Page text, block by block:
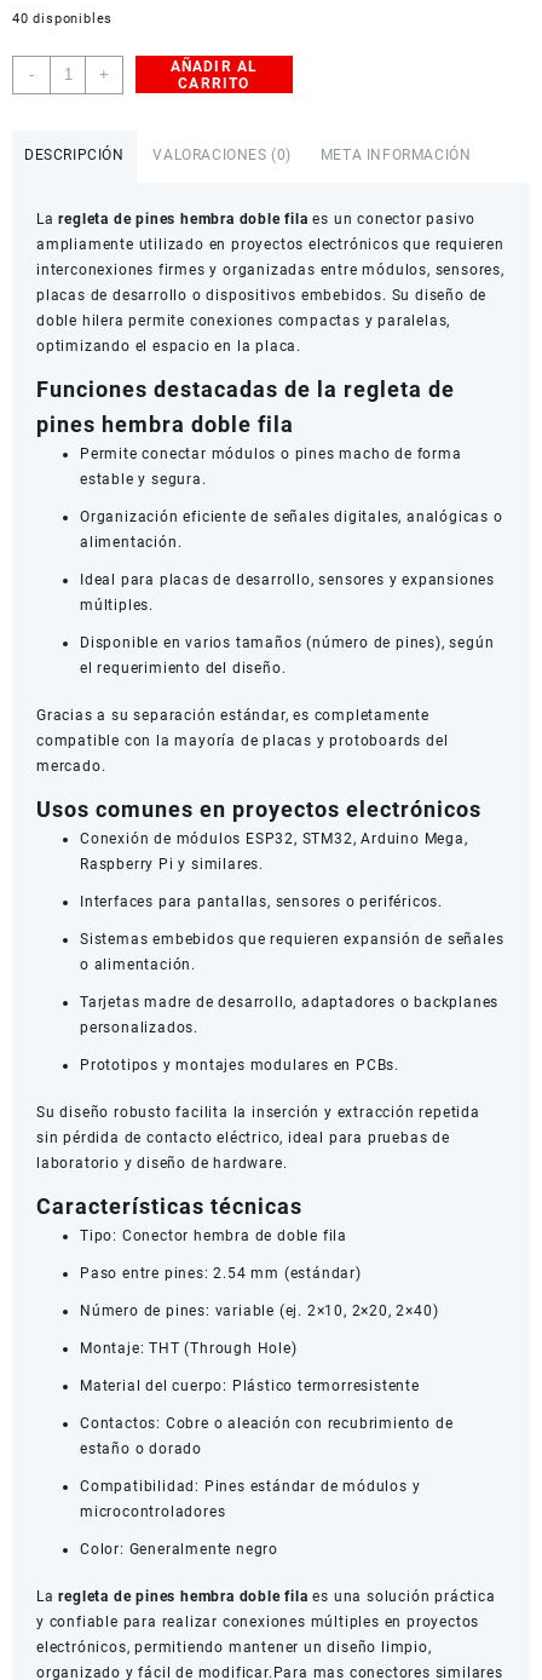
American Dollar
40 disponibles
-
Regleta
de
Hembra
2.54
mm
cantidad
+
AÑADIR AL
CARRITO
DESCRIPCIÓN VALORACIONES (0) META INFORMACIÓN
Laregleta de pines hembra doble fila es un conector pasivo
ampliamente utilizado en proyectos electrónicos que requieren
interconexiones firmes y organizadas entre módulos, sensores,
placas de desarrollo o dispositivos embebidos. Su diseño de
doble hilera permite conexiones compactas y paralelas,
optimizando el espacio en la placa.
Funciones destacadas de la regleta de
pines hembra doble fila
Permite conectar módulos o pines macho de forma
estable y segura.
Organización eficiente de señales digitales, analógicas o
alimentación.
Ideal para placas de desarrollo, sensores y expansiones
múltiples.
Disponible en varios tamaños (número de pines), según
el requerimiento del diseño.
Gracias a su separación estándar, es completamente
compatible con la mayoría de placas y protoboards del
mercado.
Usos comunes en proyectos electrónicos
Conexión de módulos ESP32, STM32, Arduino Mega,
Raspberry Pi y similares.
Interfaces para pantallas, sensores o periféricos.
Sistemas embebidos que requieren expansión de señales
o alimentación.
Tarjetas madre de desarrollo, adaptadores o backplanes
personalizados.
Prototipos y montajes modulares en PCBs.
Su diseño robusto facilita la inserción y extracción repetida
sin pérdida de contacto eléctrico, ideal para pruebas de
laboratorio y diseño de hardware.
Características técnicas
Tipo: Conector hembra de doble fila
Paso entre pines: 2.54 mm (estándar)
Número de pines: variable (ej. 2×10, 2×20, 2×40)
Montaje: THT (Through Hole)
Material del cuerpo: Plástico termorresistente
Contactos: Cobre o aleación con recubrimiento de
estaño o dorado
Compatibilidad: Pines estándar de módulos y
microcontroladores
Color: Generalmente negro
Laregleta de pines hembra doble fila es una solución práctica
y confiable para realizar conexiones múltiples en proyectos
electrónicos, permitiendo mantener un diseño limpio,
organizado y fácil de modificar.Para mas conectores similares